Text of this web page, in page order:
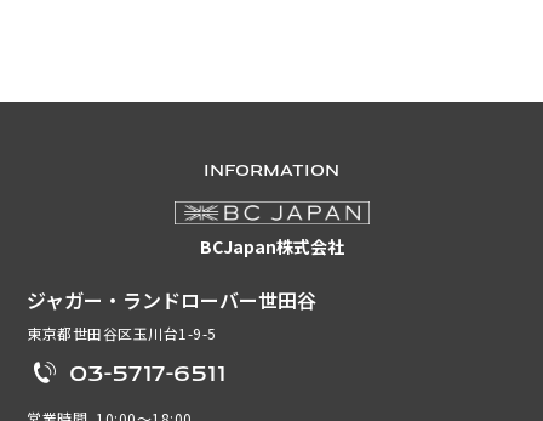
INFORMATION
BCJapan株式会社
ジャガー・ランドローバー世田谷
東京都世田谷区玉川台1-9-5
03-5717-6511